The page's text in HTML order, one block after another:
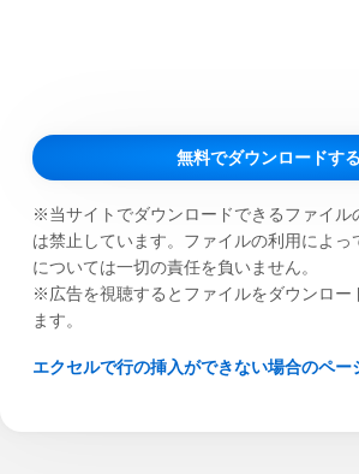
無料でダウンロードする
※当サイトでダウンロードできるファイル
は禁止しています。ファイルの利用によっ
については一切の責任を負いません。
※広告を視聴するとファイルをダウンロー
ます。
エクセルで行の挿入ができない場合のペー